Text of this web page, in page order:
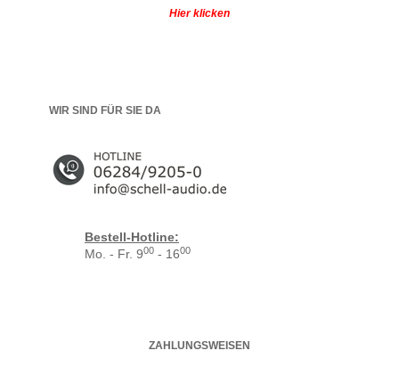
Hier klicken
WIR SIND FÜR SIE DA
Bestell-Hotline:
Mo. - Fr. 900 - 1600
ZAHLUNGSWEISEN